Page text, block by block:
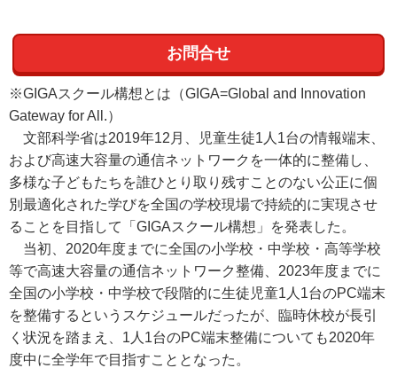
お問合せ
※GIGAスクール構想とは（GIGA=Global and Innovation
Gateway for All.）
文部科学省は2019年12月、児童生徒1人1台の情報端末、
および高速大容量の通信ネットワークを一体的に整備し、
多様な子どもたちを誰ひとり取り残すことのない公正に個
別最適化された学びを全国の学校現場で持続的に実現させ
ることを目指して「GIGAスクール構想」を発表した。
当初、2020年度までに全国の小学校・中学校・高等学校
等で高速大容量の通信ネットワーク整備、2023年度までに
全国の小学校・中学校で段階的に生徒児童1人1台のPC端末
を整備するというスケジュールだったが、臨時休校が長引
く状況を踏まえ、1人1台のPC端末整備についても2020年
度中に全学年で目指すこととなった。